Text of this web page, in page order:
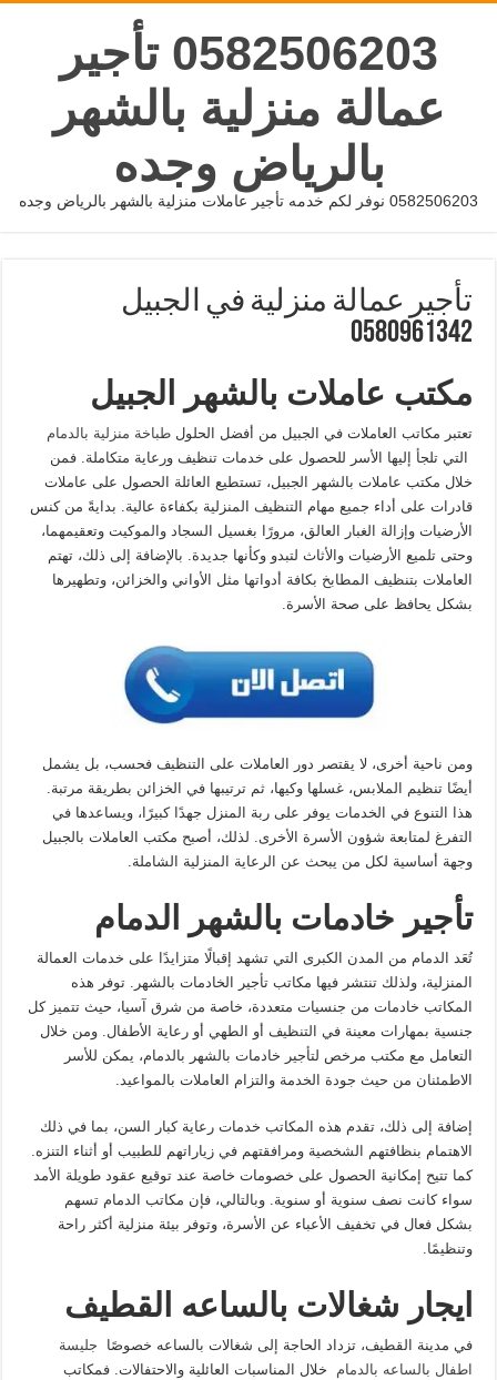
0582506203 تأجير
عمالة منزلية بالشهر
بالرياض وجده
0582506203 نوفر لكم خدمه تأجير عاملات منزلية بالشهر بالرياض وجده
تأجير عمالة منزلية في الجبيل
0580961342
مكتب عاملات بالشهر الجبيل
تعتبر مكاتب العاملات في الجبيل من أفضل الحلولطباخة منزلية بالدمام
التي تلجأ إليها الأسر للحصول على خدمات تنظيف ورعاية متكاملة. فمن
خلال مكتب عاملات بالشهر الجبيل، تستطيع العائلة الحصول على عاملات
قادرات على أداء جميع مهام التنظيف المنزلية بكفاءة عالية. بدايةً من كنس
الأرضيات وإزالة الغبار العالق، مرورًا بغسيل السجاد والموكيت وتعقيمهما،
وحتى تلميع الأرضيات والأثاث لتبدو وكأنها جديدة. بالإضافة إلى ذلك، تهتم
العاملات بتنظيف المطابخ بكافة أدواتها مثل الأواني والخزائن، وتطهيرها
بشكل يحافظ على صحة الأسرة.
ومن ناحية أخرى، لا يقتصر دور العاملات على التنظيف فحسب، بل يشمل
أيضًا تنظيم الملابس، غسلها وكيها، ثم ترتيبها في الخزائن بطريقة مرتبة.
هذا التنوع في الخدمات يوفر على ربة المنزل جهدًا كبيرًا، ويساعدها في
التفرغ لمتابعة شؤون الأسرة الأخرى. لذلك، أصبح مكتب العاملات بالجبيل
وجهة أساسية لكل من يبحث عن الرعاية المنزلية الشاملة.
تأجير خادمات بالشهر الدمام
تُعَد الدمام من المدن الكبرى التي تشهد إقبالًا متزايدًا على خدمات العمالة
المنزلية، ولذلك تنتشر فيها مكاتب تأجير الخادمات بالشهر. توفر هذه
المكاتب خادمات من جنسيات متعددة، خاصة من شرق آسيا، حيث تتميز كل
جنسية بمهارات معينة في التنظيف أو الطهي أو رعاية الأطفال. ومن خلال
التعامل مع مكتب مرخص لتأجير خادمات بالشهر بالدمام، يمكن للأسر
الاطمئنان من حيث جودة الخدمة والتزام العاملات بالمواعيد.
إضافة إلى ذلك، تقدم هذه المكاتب خدمات رعاية كبار السن، بما في ذلك
الاهتمام بنظافتهم الشخصية ومرافقتهم في زياراتهم للطبيب أو أثناء التنزه.
كما تتيح إمكانية الحصول على خصومات خاصة عند توقيع عقود طويلة الأمد
سواء كانت نصف سنوية أو سنوية. وبالتالي، فإن مكاتب الدمام تسهم
بشكل فعال في تخفيف الأعباء عن الأسرة، وتوفر بيئة منزلية أكثر راحة
وتنظيمًا.
ايجار شغالات بالساعه القطيف
في مدينة القطيف، تزداد الحاجة إلى شغالات بالساعه خصوصًا جليسة
اطفال بالساعه بالدمام خلال المناسبات العائلية والاحتفالات. فمكاتب